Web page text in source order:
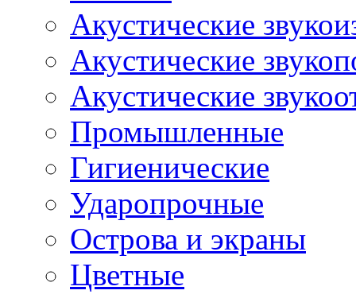
Акустические
Акустические
Акустические
Промышленные
Гигиенические
Ударопрочные
Острова и экраны
Цветные